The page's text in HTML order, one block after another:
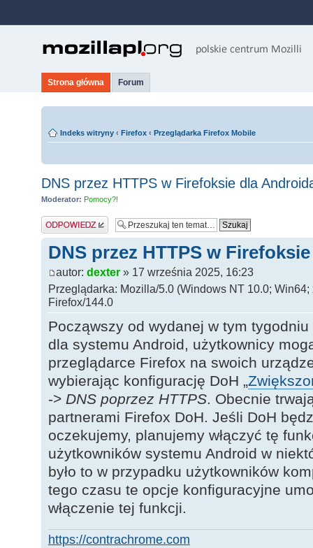
Strona główna Forum
Indeks witryny ‹ Firefox ‹ Przeglądarka Firefox Mobile
DNS przez HTTPS w Firefoksie dla
Moderator: Pomocy?!
Odpowiedz
DNS przez HTTPS w
autor: dexter» 17 września 2025, 16:23
Przeglądarka: Mozilla/5.0 (Windows NT 10.0;
Firefox/144.0
Począwszy od wydanej w tym
dla systemu Android, użytkownicy
przeglądarce Firefox na swoich
wybierając konfigurację DoH „
-> DNS poprzez HTTPS. Obecnie
partnerami Firefox DoH. Jeśli DoH
oczekujemy, planujemy włączyć tę
użytkowników systemu Android w
było to w przypadku użytkowników
tego czasu te opcje konfiguracyjne
włączenie tej funkcji.
https://contrachrome.com